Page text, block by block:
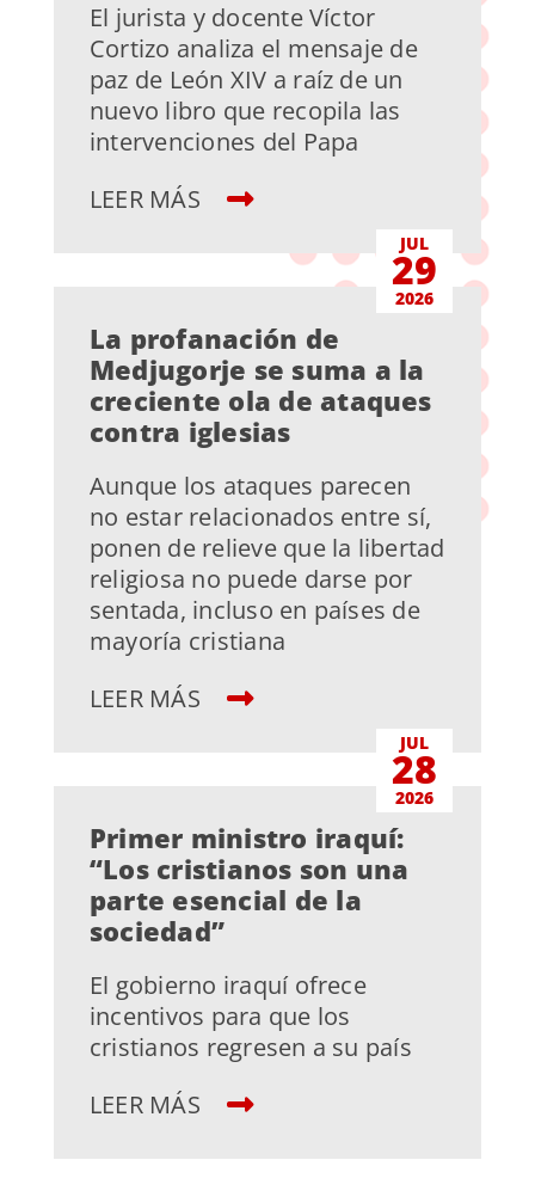
El jurista y docente Víctor
Cortizo analiza el mensaje de
paz de León XIV a raíz de un
nuevo libro que recopila las
intervenciones del Papa
LEER MÁS
JUL
29
2026
La profanación de
Medjugorje se suma a la
creciente ola de ataques
contra iglesias
Aunque los ataques parecen
no estar relacionados entre sí,
ponen de relieve que la libertad
religiosa no puede darse por
sentada, incluso en países de
mayoría cristiana
LEER MÁS
JUL
28
2026
Primer ministro iraquí:
“Los cristianos son una
parte esencial de la
sociedad”
El gobierno iraquí ofrece
incentivos para que los
cristianos regresen a su país
LEER MÁS